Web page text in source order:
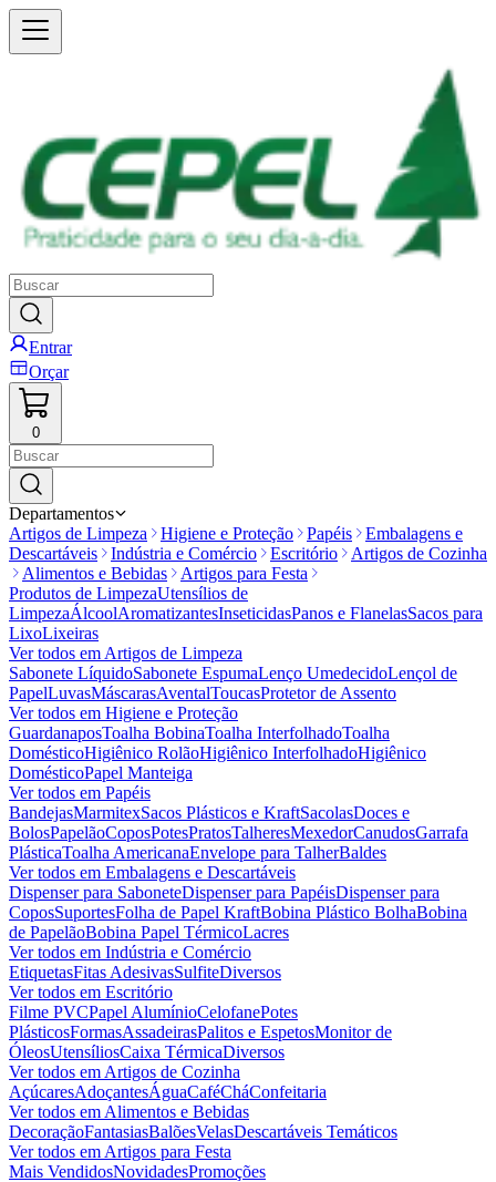
Entrar
Orçar
0
Departamentos
Artigos de Limpeza
Higiene e Proteção Papéis
Embalagens e
Descartáveis
Indústria e Comércio Escritório
Artigos de Cozinha
Alimentos e Bebidas
Artigos para Festa
Produtos de LimpezaUtensílios de
LimpezaÁlcoolAromatizantesInseticidasPanos e FlanelasSacos para
LixoLixeiras
Ver todos em Artigos de Limpeza
Sabonete LíquidoSabonete EspumaLenço UmedecidoLençol de
PapelLuvasMáscarasAventalToucasProtetor de Assento
Ver todos em Higiene e Proteção
GuardanaposToalha BobinaToalha InterfolhadoToalha
DomésticoHigiênico RolãoHigiênico InterfolhadoHigiênico
DomésticoPapel Manteiga
Ver todos em Papéis
BandejasMarmitexSacos Plásticos e KraftSacolasDoces e
BolosPapelãoCoposPotesPratosTalheresMexedorCanudosGarrafa
PlásticaToalha AmericanaEnvelope para TalherBaldes
Ver todos em Embalagens e Descartáveis
Dispenser para SaboneteDispenser para PapéisDispenser para
CoposSuportesFolha de Papel KraftBobina Plástico BolhaBobina
de PapelãoBobina Papel TérmicoLacres
Ver todos em Indústria e Comércio
EtiquetasFitas AdesivasSulfiteDiversos
Ver todos em Escritório
Filme PVCPapel AlumínioCelofanePotes
PlásticosFormasAssadeirasPalitos e EspetosMonitor de
ÓleosUtensíliosCaixa TérmicaDiversos
Ver todos em Artigos de Cozinha
AçúcaresAdoçantesÁguaCaféCháConfeitaria
Ver todos em Alimentos e Bebidas
DecoraçãoFantasiasBalõesVelasDescartáveis Temáticos
Ver todos em Artigos para Festa
Mais VendidosNovidadesPromoções